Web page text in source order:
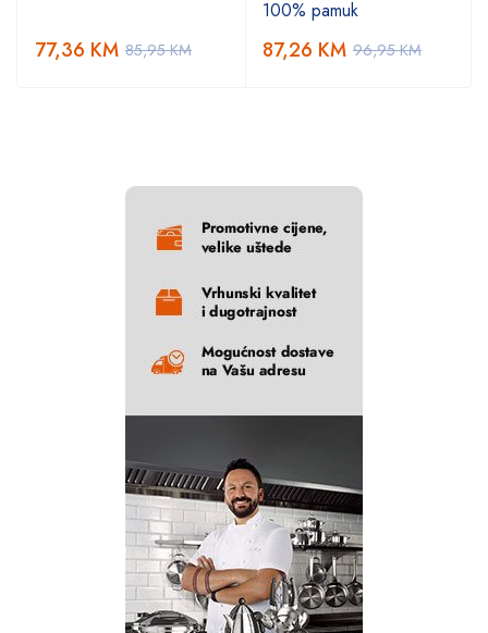
85,95KM
77,36 KM
100% pamuk
96,95KM
87,26 KM